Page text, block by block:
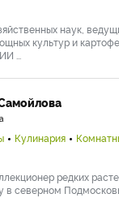
наук,
культур и
...
Кулинария
редких
северном